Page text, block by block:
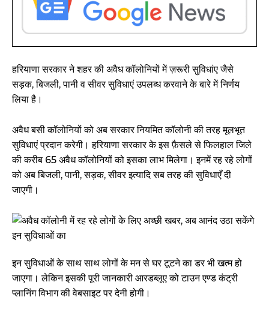
हरियाणा सरकार ने शहर की अवैध कॉलोनियों में ज़रूरी सुविधांए जैसे
सड़क, बिजली, पानी व सीवर सुविधाएं उपलब्ध करवाने के बारे में निर्णय
लिया है।
अवैध बसी कॉलोनियों को अब सरकार नियमित कॉलोनी की तरह मूलभूत
सुविधाएं प्रदान करेगी। हरियाणा सरकार के इस फ़ैसले से फिलहाल जिले
की करीब 65 अवैध कॉलोनियों को इसका लाभ मिलेगा। इनमें रह रहे लोगों
को अब बिजली, पानी, सड़क, सीवर इत्यादि सब तरह की सुविधाएँ दी
जाएगी।
इन सुविधाओं के साथ साथ लोगों के मन से घर टूटने का डर भी खत्म हो
जाएगा। लेकिन इसकी पूरी जानकारी आरडब्लूए को टाउन एण्ड कंट्री
प्लानिंग विभाग की वेबसाइट पर देनी होगी।